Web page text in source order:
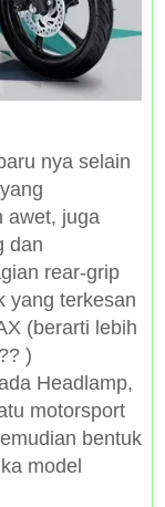
nya selain
awet, juga
dan
rear-grip
yang terkesan
(berarti lebih
)
Headlamp,
motorsport
bentuk
model